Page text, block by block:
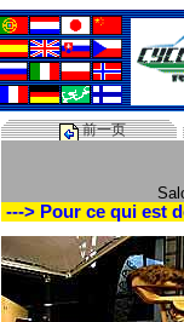
前一页
---> Pour ce qui est